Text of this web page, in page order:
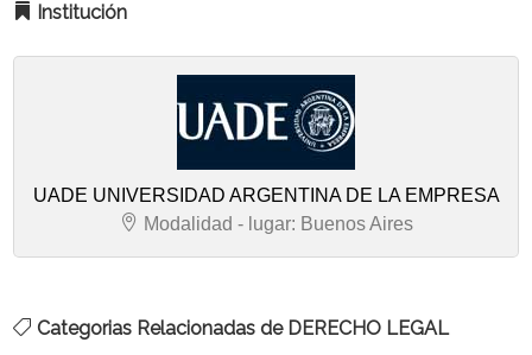
Institución
UADE UNIVERSIDAD ARGENTINA DE LA EMPRESA
Modalidad - lugar: Buenos Aires
Categorias Relacionadas de DERECHO LEGAL